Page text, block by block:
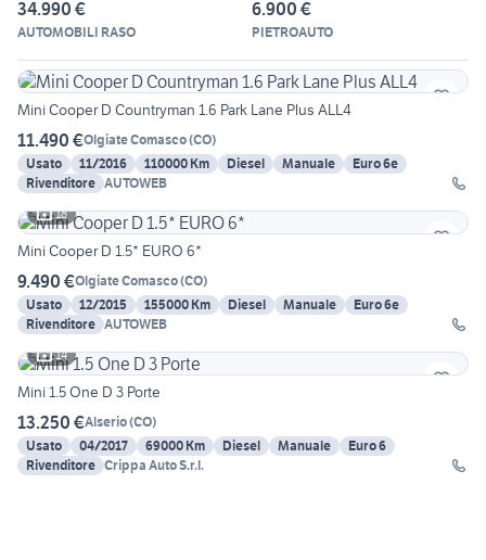
34.990 €
AUTOMOBILI RASO
6.900 €
PIETROAUTO
Mini Cooper D Countryman 1.6 Park Lane Plus ALL4
11.490 €Olgiate Comasco(CO)
Usato
11/2016 110000 Km Diesel Manuale
Euro 6e
Rivenditore AUTOWEB
18
Mini Cooper D 1.5* EURO 6*
9.490 €Olgiate Comasco(CO)
Usato
12/2015 155000 Km Diesel Manuale
Euro 6e
Rivenditore AUTOWEB
14
Mini 1.5 One D 3 Porte
13.250 €Alserio(CO)
Usato
04/2017 69000 Km Diesel Manuale
Euro 6
Rivenditore Crippa Auto S.r.l.